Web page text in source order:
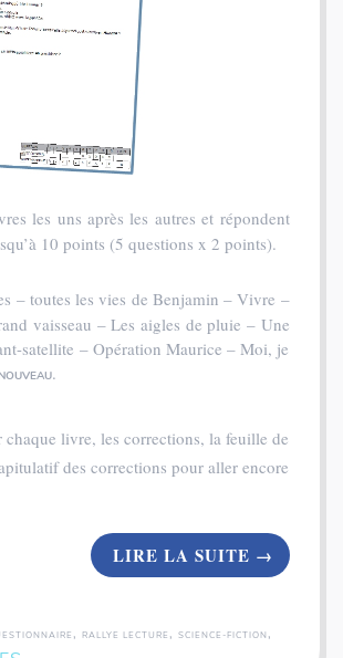
les uns après les autres et répondent
10 points (5 questions x 2 points).
– toutes les vies de Benjamin – Vivre –
vaisseau – Les aigles de pluie – Une
satellite – Opération Maurice – Moi, je
.
livre, les corrections, la feuille de
des corrections pour aller encore
LIRE LA SUITE →
, RALLYE LECTURE , SCIENCE-FICTION ,
Coffret rallye - 200 inventions - Fiches illustrées